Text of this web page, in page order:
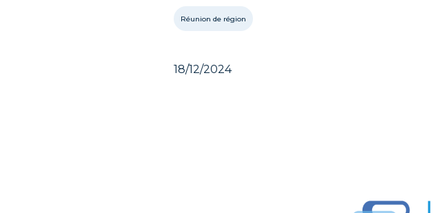
Réunion de région
18/12/2024